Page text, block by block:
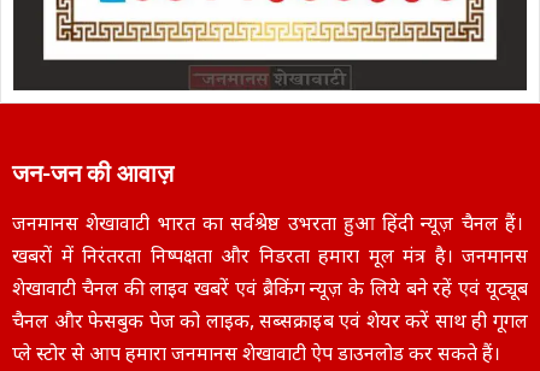
जन-जन की आवाज़
जनमानस शेखावाटी भारत का सर्वश्रेष्ठ उभरता हुआ हिंदी न्यूज़ चैनल हैं।
खबरों में निरंतरता निष्पक्षता और निडरता हमारा मूल मंत्र है। जनमानस
शेखावाटी चैनल की लाइव खबरें एवं ब्रैकिंग न्यूज़ के लिये बने रहें एवं यूट्यूब
चैनल और फेसबुक पेज को लाइक, सब्सक्राइब एवं शेयर करें साथ ही गूगल
प्ले स्टोर से आप हमारा जनमानस शेखावाटी ऐप डाउनलोड कर सकते हैं।